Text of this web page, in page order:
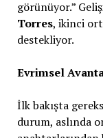
görünüyor.”
Torres, ikinci
destekliyor.
Evrimsel
İlk bakışta
durum, aslında